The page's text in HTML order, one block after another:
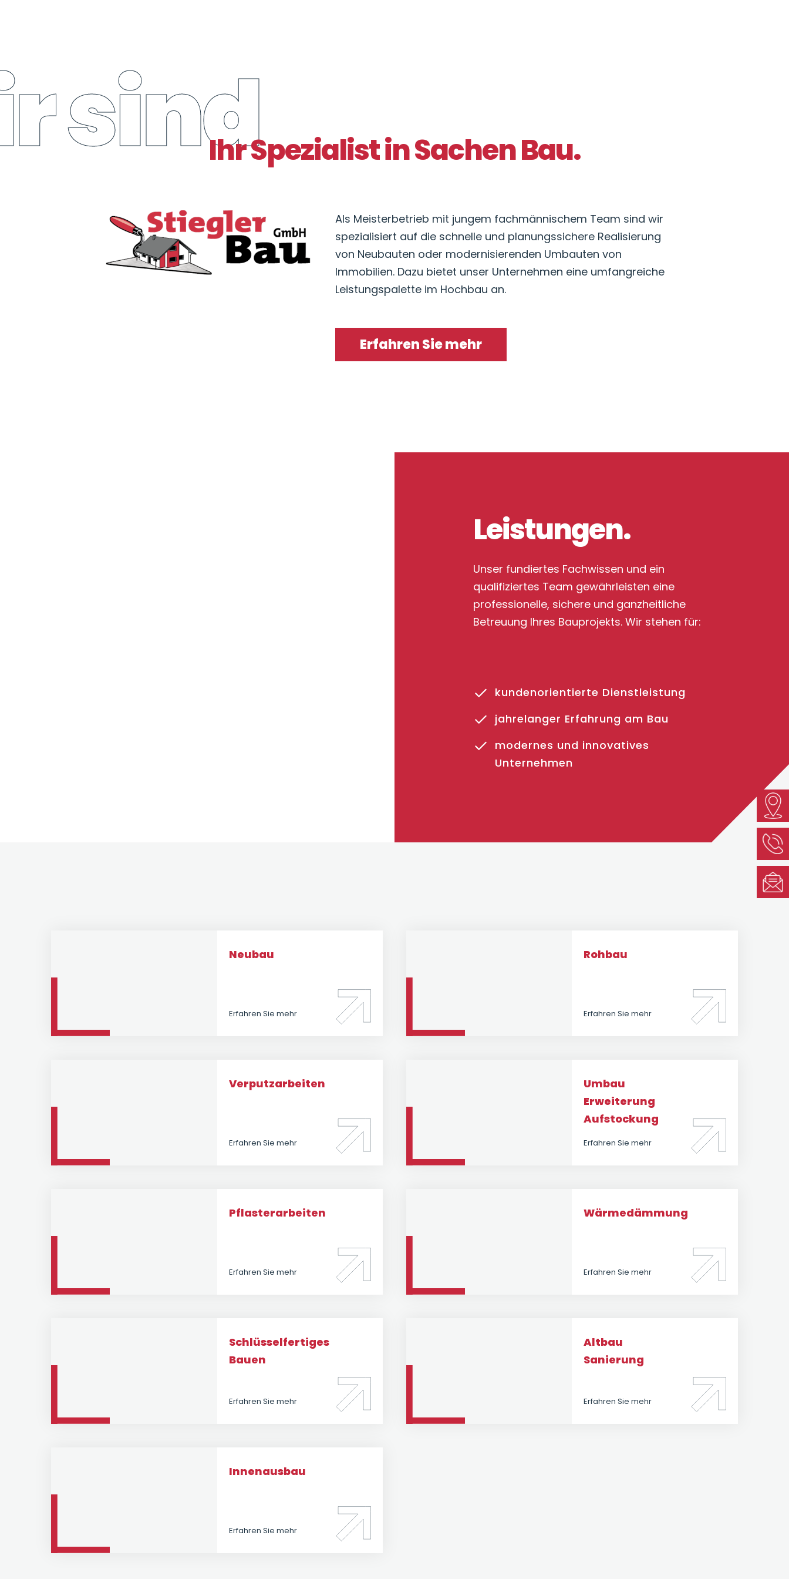
sindIhr Spezialist in Sachen Bau.
Als Meisterbetrieb mit jungem fachmännischem Team sind wir
spezialisiert auf die schnelle und planungssichere Realisierung
von Neubauten oder modernisierenden Umbauten von
Immobilien. Dazu bietet unser Unternehmen eine umfangreiche
Leistungspalette im Hochbau an.
Erfahren Sie mehr
Leistungen.
Unser fundiertes Fachwissen und ein
qualifiziertes Team gewährleisten eine
professionelle, sichere und ganzheitliche
Betreuung Ihres Bauprojekts. Wir stehen für:
kundenorientierte Dienstleistung
jahrelanger Erfahrung am Bau
modernes und innovatives
Unternehmen
Neubau
Erfahren Sie mehr
Rohbau
Erfahren Sie mehr
Verputzarbeiten
Erfahren Sie mehr
Umbau
Erweiterung
Aufstockung
Erfahren Sie mehr
Pflasterarbeiten
Erfahren Sie mehr
Wärmedämmung
Erfahren Sie mehr
Schlüsselfertiges
Bauen
Erfahren Sie mehr
Altbau
Sanierung
Erfahren Sie mehr
Innenausbau
Erfahren Sie mehr